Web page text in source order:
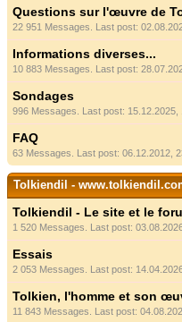
Questions sur l'œuvre de
22 951 Messages. Last post:
Informations diverses...
10 883 Messages. Last post:
Sondages
996 Messages. Last post: 15.12.2025,
FAQ
63 Messages. Last post: 06.12.2012,
Tolkiendil -
Tolkiendil - Le site et le
1 520 Messages. Last post:
Essais
2 053 Messages. Last post:
Tolkien, l'homme et son
11 843 Messages. Last post: